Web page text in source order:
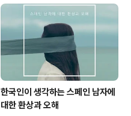
한국인이 생각하는 스페인 남자에
대한 환상과 오해